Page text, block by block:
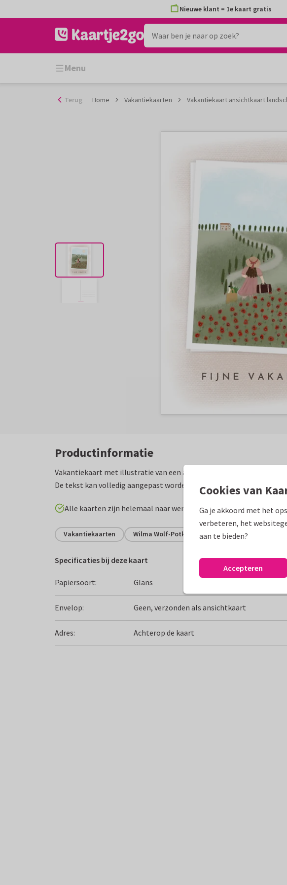
naar
Nieuwe klant = 1e kaart gratis
Menu
Terug Home Vakantiekaarten Vakantiekaart ansichtkaart
Productinformatie
Vakantiekaart met illustratie van een ansichtkaart met (toscaans)
De tekst kan volledig aangepast worden.
Alle kaarten zijn helemaal naar wens aan te passen
Vakantiekaarten Wilma Wolf-Potkamp Fijne vakantie
Specificaties bij deze kaart
Papiersoort: Glans
Envelop: Geen, verzonden als ansichtkaart
Adres: Achterop de kaart
Cookies van
Ga je akkoord met het
verbeteren, het
aan te bieden?
Accepteren